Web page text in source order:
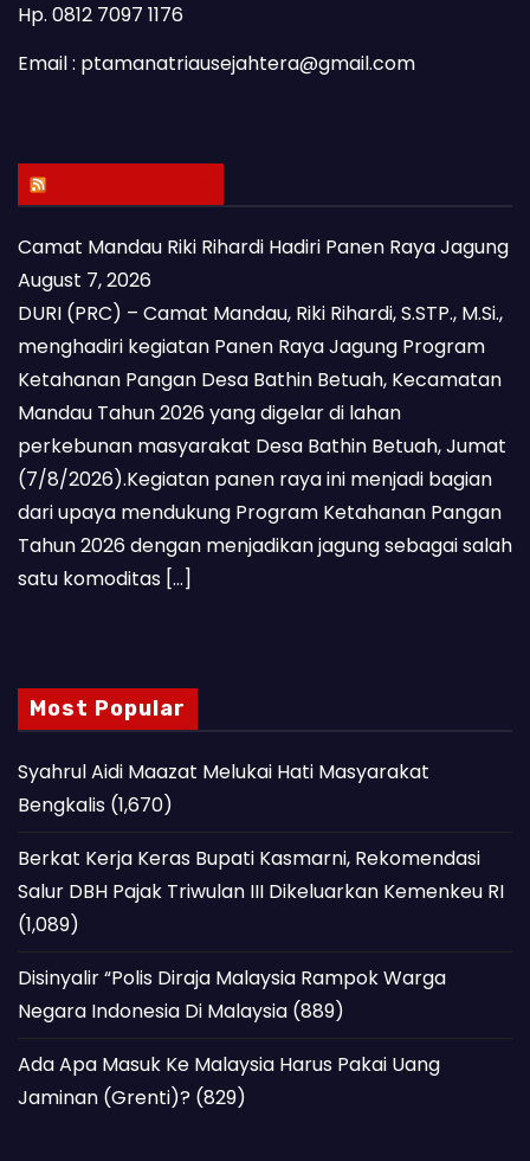
Hp. 0812 7097 1176
Email : ptamanatriausejahtera@gmail.com
Camat Mandau Riki Rihardi Hadiri Panen Raya Jagung
August 7, 2026
DURI (PRC) – Camat Mandau, Riki Rihardi, S.STP., M.Si.,
menghadiri kegiatan Panen Raya Jagung Program
Ketahanan Pangan Desa Bathin Betuah, Kecamatan
Mandau Tahun 2026 yang digelar di lahan
perkebunan masyarakat Desa Bathin Betuah, Jumat
(7/8/2026).Kegiatan panen raya ini menjadi bagian
dari upaya mendukung Program Ketahanan Pangan
Tahun 2026 dengan menjadikan jagung sebagai salah
satu komoditas […]
Most Popular
Syahrul Aidi Maazat Melukai Hati Masyarakat
Bengkalis (1,670)
Berkat Kerja Keras Bupati Kasmarni, Rekomendasi
Salur DBH Pajak Triwulan III Dikeluarkan Kemenkeu RI
(1,089)
Disinyalir “Polis Diraja Malaysia Rampok Warga
Negara Indonesia Di Malaysia (889)
Ada Apa Masuk Ke Malaysia Harus Pakai Uang
Jaminan (Grenti)? (829)